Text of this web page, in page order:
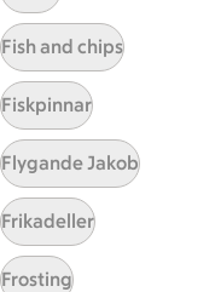
Sidfot
Start
Få snabbt svar
Fish and chips
Fiskpinnar
Flygande Jakob
Frikadeller
Frosting